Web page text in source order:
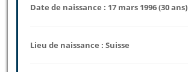
Date de naissance : 17 mars 1996 (30 ans)
Lieu de naissance : Suisse